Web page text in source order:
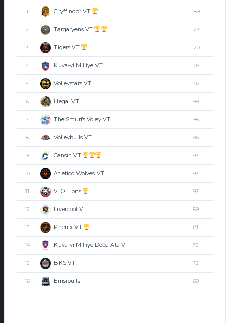
1 Gryffindor VT 189
2 Targaryens VT 123
3 Tigers VT 120
4 Kuva-yi Milliye VT 105
5 Volleystars VT 102
6 İllegal VT 99
7 The Smurfs Voley VT 98
8 Volleybulls VT 96
9 Cansın VT 93
10 Atletico Wolves VT 93
11 V. O. Lions 93
12 Livercool VT 89
13 Phenix VT 81
14 Kuva-yi Milliye Doğa Ata VT 75
15 BKS VT 72
16 Emsibulls 69